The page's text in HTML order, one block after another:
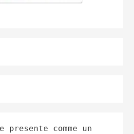
presente comme un